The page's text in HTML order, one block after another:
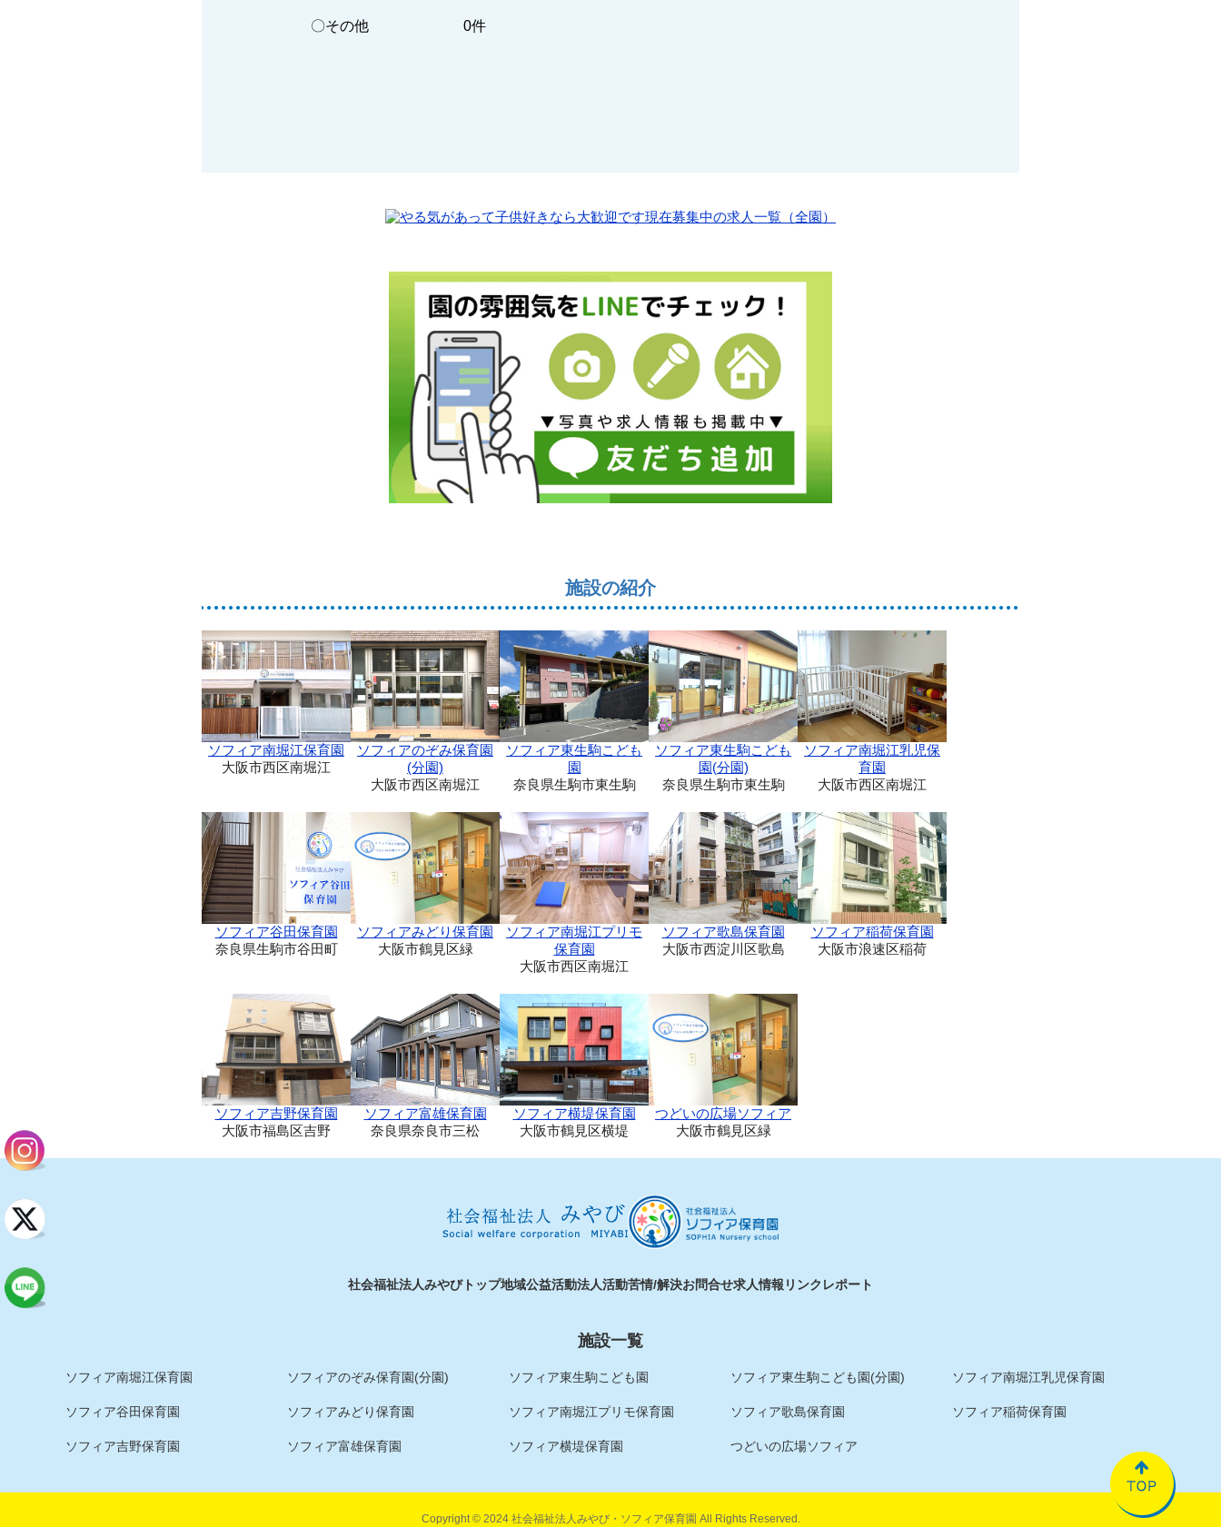
〇その他 0件
施設の紹介
ソフィア南堀江保育園
大阪市西区南堀江
ソフィアのぞみ保育園
(分園)
大阪市西区南堀江
ソフィア東生駒こども
園
奈良県生駒市東生駒
ソフィア東生駒こども
園(分園)
奈良県生駒市東生駒
ソフィア南堀江乳児保
育園
大阪市西区南堀江
ソフィア谷田保育園
奈良県生駒市谷田町
ソフィアみどり保育園
大阪市鶴見区緑
ソフィア南堀江プリモ
保育園
大阪市西区南堀江
ソフィア歌島保育園
大阪市西淀川区歌島
ソフィア稲荷保育園
大阪市浪速区稲荷
ソフィア吉野保育園
大阪市福島区吉野
ソフィア富雄保育園
奈良県奈良市三松
ソフィア横堤保育園
大阪市鶴見区横堤
つどいの広場ソフィア
大阪市鶴見区緑
社会福祉法人みやびトップ地域公益活動法人活動苦情/解決お問合せ求人情報 リンク レポート
施設一覧
ソフィア南堀江保育園 ソフィアのぞみ保育園(分園) ソフィア東生駒こども園 ソフィア東生駒こども園(分園) ソフィア南堀江乳児保育園
ソフィア谷田保育園 ソフィアみどり保育園 ソフィア南堀江プリモ保育園 ソフィア歌島保育園 ソフィア稲荷保育園
ソフィア吉野保育園 ソフィア富雄保育園 ソフィア横堤保育園 つどいの広場ソフィア
Copyright © 2024 社会福祉法人みやび・ソフィア保育園 All Rights Reserved.